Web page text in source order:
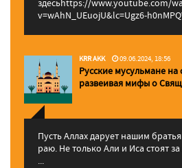
здесьhttps://www.youtube.com/
v=wAhN_UEuojU&lc=Ugz6-
KRR AKK 09.06.2024, 18:56
Русские мусульмане
pазвеивая мифы о
Пусть Аллах дарует нашим
раю. Не только Али и Иса стоят
...